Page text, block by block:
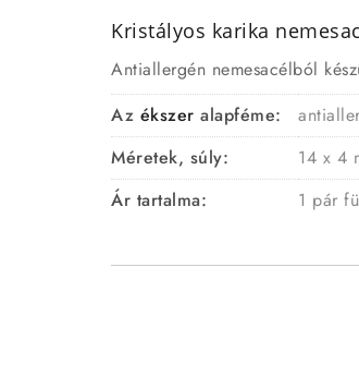
Kristályos karika
Antiallergén nemesacélból
Az ékszer alapféme:
Méretek, súly:
14 x 4
Ár tartalma:
1 pár